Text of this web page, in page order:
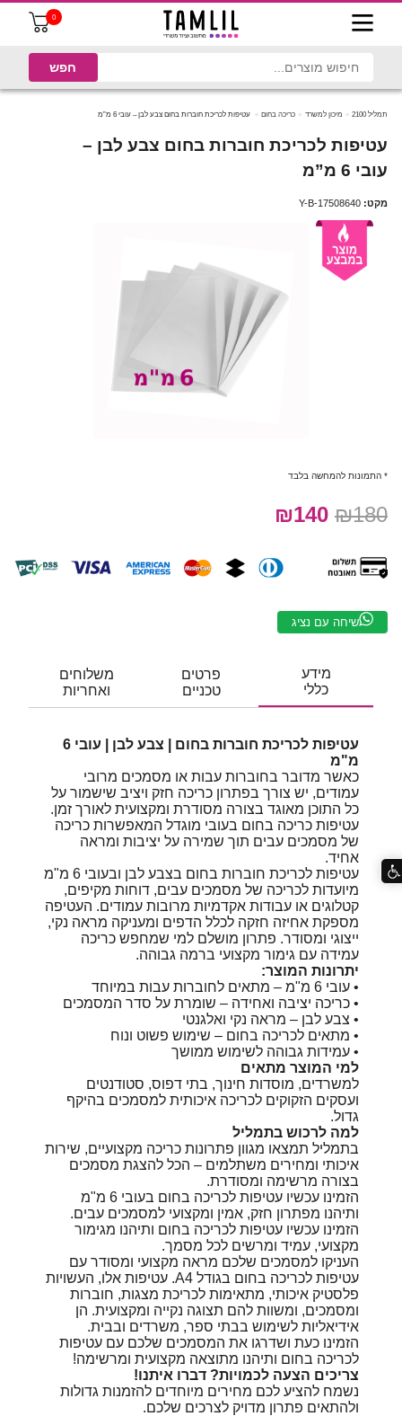
0
תמליל 2100 מיכון למשרד כריכה בחום עטיפות לכריכת חוברות בחום צבע לבן – עובי 6 מ”מ
עטיפות לכריכת חוברות בחום צבע לבן –
עובי 6 מ”מ
מקט: Y-B-17508640
* התמונות להמחשה בלבד
₪180
שיחה עם נציג
מידע
כללי
פרטים
טכניים
משלוחים
ואחריות
עטיפות לכריכת חוברות בחום | צבע לבן | עובי 6
מ"מ
כאשר מדובר בחוברות עבות או מסמכים מרובי
עמודים, יש צורך בפתרון כריכה חזק ויציב שישמור על
כל התוכן מאוגד בצורה מסודרת ומקצועית לאורך זמן.
עטיפות כריכה בחום בעובי מוגדל המאפשרות כריכה
של מסמכים עבים תוך שמירה על יציבות ומראה
אחיד.
עטיפות לכריכת חוברות בחום בצבע לבן ובעובי 6 מ"מ
מיועדות לכריכה של מסמכים עבים, דוחות מקיפים,
קטלוגים או עבודות אקדמיות מרובות עמודים. העטיפה
מספקת אחיזה חזקה לכלל הדפים ומעניקה מראה נקי,
ייצוגי ומסודר. פתרון מושלם למי שמחפש כריכה
עמידה עם גימור מקצועי ברמה גבוהה.
יתרונות המוצר:
• עובי 6 מ"מ – מתאים לחוברות עבות במיוחד
• כריכה יציבה ואחידה – שומרת על סדר המסמכים
• צבע לבן – מראה נקי ואלגנטי
• מתאים לכריכה בחום – שימוש פשוט ונוח
• עמידות גבוהה לשימוש ממושך
למי המוצר מתאים
למשרדים, מוסדות חינוך, בתי דפוס, סטודנטים
ועסקים הזקוקים לכריכה איכותית למסמכים בהיקף
גדול.
למה לרכוש בתמליל
בתמליל תמצאו מגוון פתרונות כריכה מקצועיים, שירות
איכותי ומחירים משתלמים – הכל להצגת מסמכים
בצורה מרשימה ומסודרת.
הזמינו עכשיו עטיפות לכריכה בחום בעובי 6 מ"מ
ותיהנו מפתרון חזק, אמין ומקצועי למסמכים עבים.
הזמינו עכשיו עטיפות לכריכה בחום ותיהנו מגימור
מקצועי, עמיד ומרשים לכל מסמך.
העניקו למסמכים שלכם מראה מקצועי ומסודר עם
עטיפות לכריכה בחום בגודל A4. עטיפות אלו, העשויות
פלסטיק איכותי, מתאימות לכריכת מצגות, חוברות
ומסמכים, ומשוות להם תצוגה נקייה ומקצועית. הן
אידיאליות לשימוש בבתי ספר, משרדים ובבית.
הזמינו כעת ושדרגו את המסמכים שלכם עם עטיפות
לכריכה בחום ותיהנו מתוצאה מקצועית ומרשימה!
צריכים הצעה לכמויות? דברו איתנו!
נשמח להציע לכם מחירים מיוחדים להזמנות גדולות
ולהתאים פתרון מדויק לצרכים שלכם.